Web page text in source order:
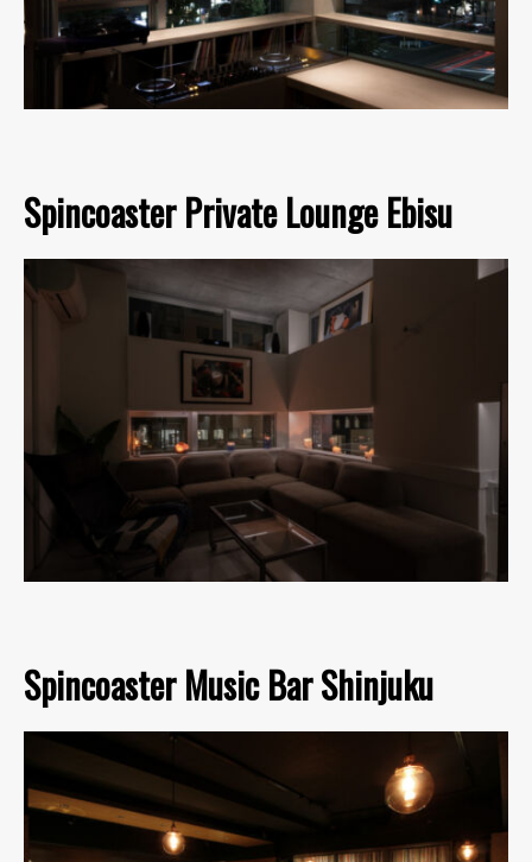
Spincoaster Private Lounge Ebisu
Spincoaster Music Bar Shinjuku